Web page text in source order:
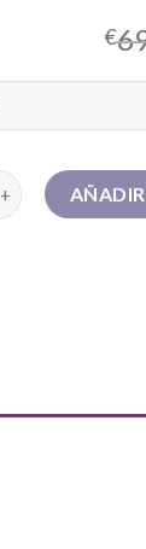
€
mujer